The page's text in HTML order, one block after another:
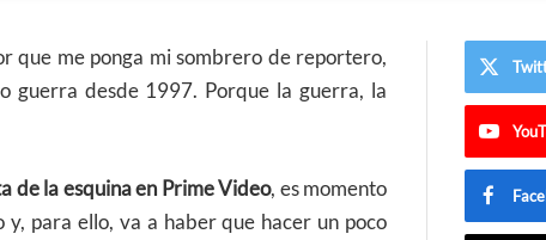
que me ponga mi sombrero de reportero,
guerra desde 1997. Porque la guerra, la
de la esquina en Prime Video, es momento
para ello, va a haber que hacer un poco